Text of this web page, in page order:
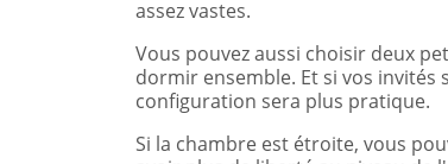
assez vastes.
Vous pouvez aussi choisir deux
dormir ensemble. Et si vos
configuration sera plus pratique.
Si la chambre est étroite, vous